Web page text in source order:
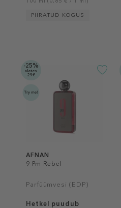
PIIRATUD KOGUS
-25%
alates
29€
AFNAN
9 Pm Rebel
Parfüümvesi (EDP)
Hetkel puudub